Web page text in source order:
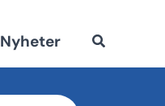
Nyheter